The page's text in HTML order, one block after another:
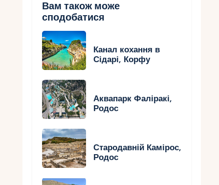
Вам також може
сподобатися
Канал кохання в
Сідарі, Корфу
Аквапарк Фаліракі,
Родос
Стародавній Камірос,
Родос